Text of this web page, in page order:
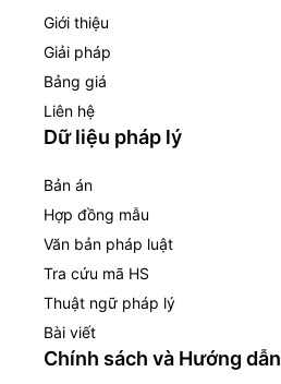
Giới thiệu
Giải pháp
Bảng giá
Liên hệ
Dữ liệu pháp lý
Bản án
Hợp đồng mẫu
Văn bản pháp luật
Tra cứu mã HS
Thuật ngữ pháp lý
Bài viết
Chính sách và Hướng dẫn